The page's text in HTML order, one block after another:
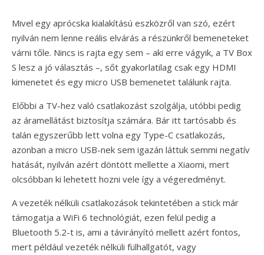
Mivel egy aprócska kialakítású eszközről van szó, ezért
nyilván nem lenne reális elvárás a részünkről bemeneteket
várni tőle. Nincs is rajta egy sem – aki erre vágyik, a TV Box
S lesz a jó választás –, sőt gyakorlatilag csak egy HDMI
kimenetet és egy micro USB bemenetet találunk rajta.
Előbbi a TV-hez való csatlakozást szolgálja, utóbbi pedig
az áramellátást biztosítja számára. Bár itt tartósabb és
talán egyszerűbb lett volna egy Type-C csatlakozás,
azonban a micro USB-nek sem igazán láttuk semmi negatív
hatását, nyilván azért döntött mellette a Xiaomi, mert
olcsóbban ki lehetett hozni vele így a végeredményt.
A vezeték nélküli csatlakozások tekintetében a stick már
támogatja a WiFi 6 technológiát, ezen felül pedig a
Bluetooth 5.2-t is, ami a távirányító mellett azért fontos,
mert például vezeték nélküli fülhallgatót, vagy